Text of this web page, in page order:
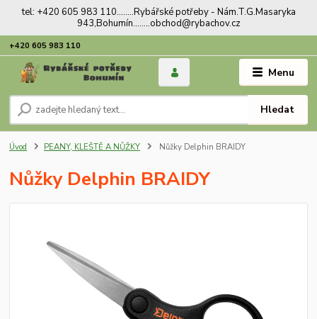
tel: +420 605 983 110........Rybářské potřeby - Nám.T.G.Masaryka
943,Bohumín........obchod@rybachov.cz
Menu
Hledat
+420 605 983 110
Úvod PEANY, KLEŠTĚ A NŮŽKY Nůžky Delphin BRAIDY
Nůžky Delphin BRAIDY